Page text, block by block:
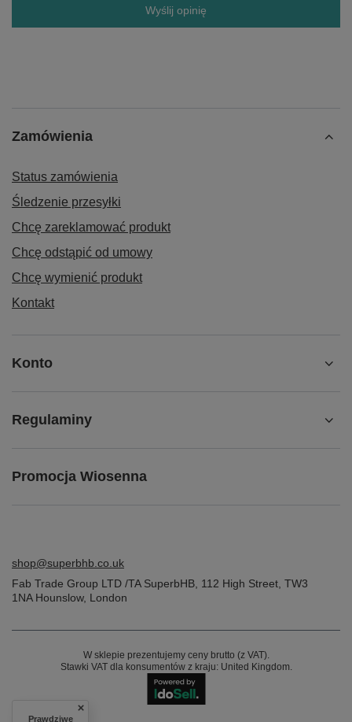
Wyślij opinię
Zamówienia
Status zamówienia
Śledzenie przesyłki
Chcę zareklamować produkt
Chcę odstąpić od umowy
Chcę wymienić produkt
Kontakt
Konto
Regulaminy
Promocja Wiosenna
shop@superbhb.co.uk
Fab Trade Group LTD /TA SuperbHB 112 High Street TW3
1NAHounslow, London
W sklepie prezentujemy ceny brutto (z VAT).
Stawki VAT dla konsumentów z kraju: United Kingdom.
Prawdziwe